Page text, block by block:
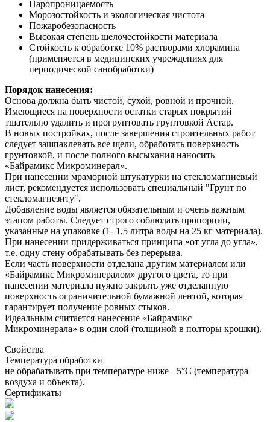
Паропроницаемость
Морозостойкость и экологическая чистота
Пожаробезопасность
Высокая степень щелочестойкости материала
Стойкость к обработке 10% растворами хлорамина
(применяется в медицинских учреждениях для
периодической санобработки)
Порядок нанесения:
Основа должна быть чистой, сухой, ровной и прочной.
Имеющиеся на поверхности остатки старых покрытий
тщательно удалить и прогрунтовать грунтовкой Астар.
В новых постройках, после завершения строительных работ
следует зашпаклевать все щели, обработать поверхность
грунтовкой, и после полного высыхания наносить
«Байрамикс Микроминерал».
При нанесении мраморной штукатурки на стекломагниевый
лист, рекомендуется использовать специальный "Грунт по
стекломагнезиту".
Добавление воды является обязательным и очень важным
этапом работы. Следует строго соблюдать пропорции,
указанные на упаковке (1- 1,5 литра воды на 25 кг материала).
При нанесении придерживаться принципа «от угла до угла»,
т.е. одну стену обрабатывать без перерыва.
Если часть поверхности отделана другим материалом или
«Байрамикс Микроминералом» другого цвета, то при
нанесении материала нужно закрыть уже отделанную
поверхность ограничительной бумажной лентой, которая
гарантирует получение ровных стыков.
Идеальным считается нанесение «Байрамикс
Микроминерала» в один слой (толщиной в полторы крошки).
Свойства
Температура обработки
не обрабатывать при температуре ниже +5°С (температура
воздуха и объекта).
Сертификаты